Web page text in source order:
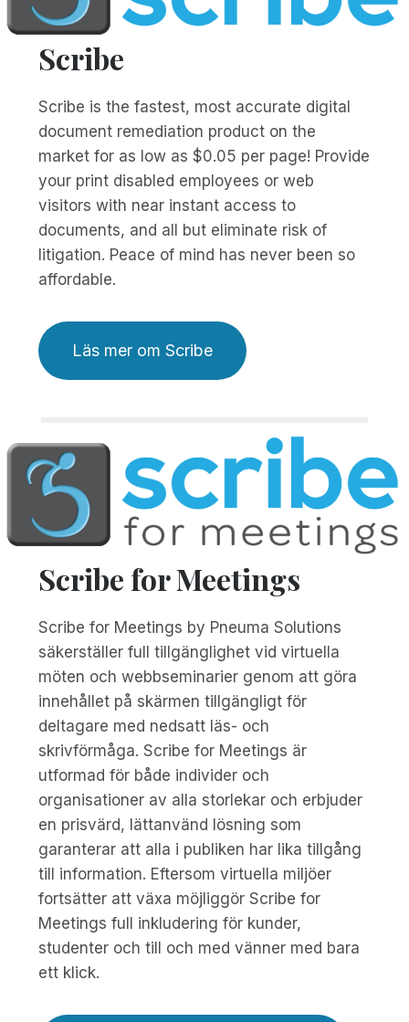
Scribe
Scribe is the fastest, most accurate digital
document remediation product on the
market for as low as $0.05 per page! Provide
your print disabled employees or web
visitors with near instant access to
documents, and all but eliminate risk of
litigation. Peace of mind has never been so
affordable.
Läs mer om Scribe
Scribe for Meetings
Scribe for Meetings by Pneuma Solutions
säkerställer full tillgänglighet vid virtuella
möten och webbseminarier genom att göra
innehållet på skärmen tillgängligt för
deltagare med nedsatt läs- och
skrivförmåga. Scribe for Meetings är
utformad för både individer och
organisationer av alla storlekar och erbjuder
en prisvärd, lättanvänd lösning som
garanterar att alla i publiken har lika tillgång
till information. Eftersom virtuella miljöer
fortsätter att växa möjliggör Scribe for
Meetings full inkludering för kunder,
studenter och till och med vänner med bara
ett klick.